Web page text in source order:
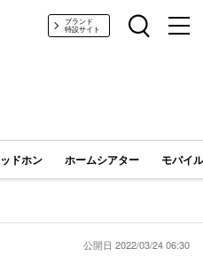
ガジェットブランド
特設サイト
ドホン ホームシアター モバイ
公開日 2022/03/24 06:30